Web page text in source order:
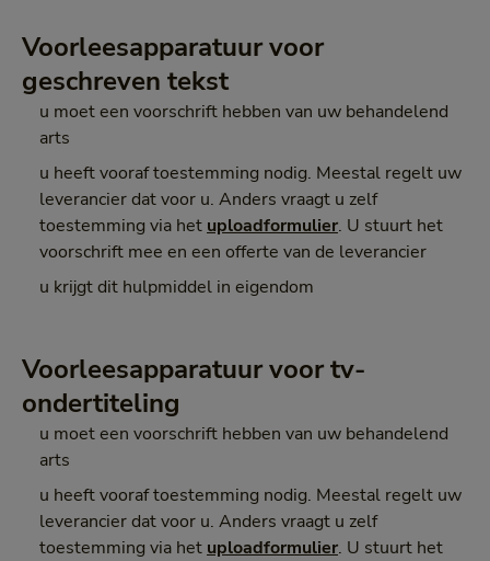
Voorleesapparatuur voor
geschreven tekst
u moet een voorschrift hebben van uw behandelend
arts
u heeft vooraf toestemming nodig. Meestal regelt uw
leverancier dat voor u. Anders vraagt u zelf
toestemming via het uploadformulier. U stuurt het
voorschrift mee en een offerte van de leverancier
u krijgt dit hulpmiddel in eigendom
Voorleesapparatuur voor tv-
ondertiteling
u moet een voorschrift hebben van uw behandelend
arts
u heeft vooraf toestemming nodig. Meestal regelt uw
leverancier dat voor u. Anders vraagt u zelf
toestemming via het uploadformulier. U stuurt het